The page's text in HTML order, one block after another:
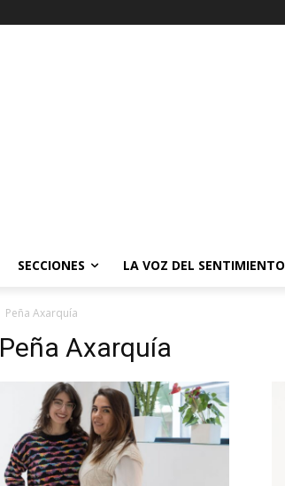
SECCIONES LA VOZ DEL SENTIMIENTO
Peña Axarquía
Peña Axarquía